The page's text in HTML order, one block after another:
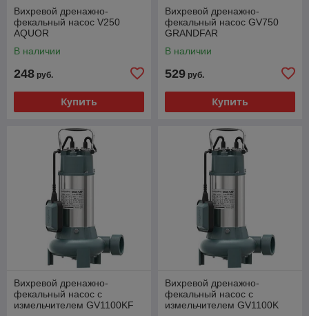
Вихревой дренажно-
фекальный насос V250
AQUOR
В наличии
248 руб.
Купить
Вихревой дренажно-
фекальный насос GV750
GRANDFAR
В наличии
529 руб.
Купить
Вихревой дренажно-
фекальный насос с
измельчителем GV1100KF
Вихревой дренажно-
фекальный насос с
измельчителем GV1100K